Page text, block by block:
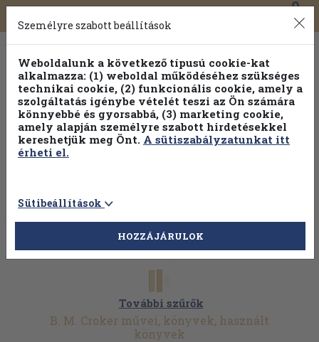
Toggle
navigation
0
További szűrők
B. M. Croker művei, könyvek, használt
könyvek
Személyre szabott beállítások
Weboldalunk a következő típusú cookie-kat
alkalmazza: (1) weboldal működéséhez szükséges
technikai cookie, (2) funkcionális cookie, amely a
szolgáltatás igénybe vételét teszi az Ön számára
könnyebbé és gyorsabbá, (3) marketing cookie,
amely alapján személyre szabott hirdetésekkel
kereshetjük meg Önt. A sütiszabályzatunkat itt
érheti el.
Sütibeállítások
HOZZÁJÁRULOK